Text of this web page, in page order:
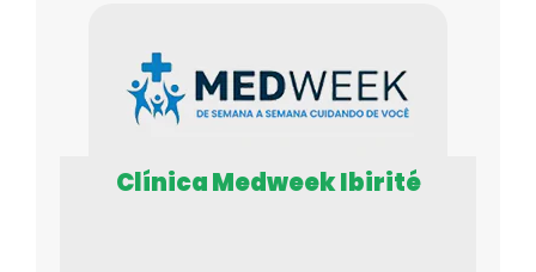
Clínica Medweek Ibirité